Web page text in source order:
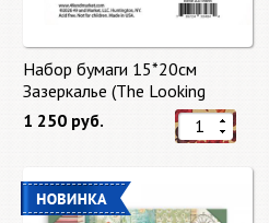
Набор бумаги 15*20см
Зазеркалье (The Looking
Glass) 27 листов от 49 Market
1 250 руб.